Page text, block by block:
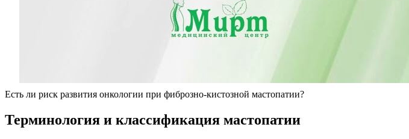
Есть ли риск развития онкологии при фиброзно-кистозной мастопатии?
Терминология и классификация мастопатии